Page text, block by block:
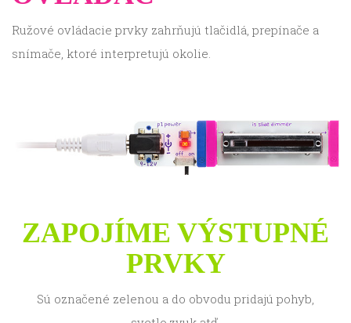
Ružové ovládacie prvky zahrňujú tlačidlá, prepínače a
snímače, ktoré interpretujú okolie.
ZAPOJÍME VÝSTUPNÉ
PRVKY
Sú označené zelenou a do obvodu pridajú pohyb,